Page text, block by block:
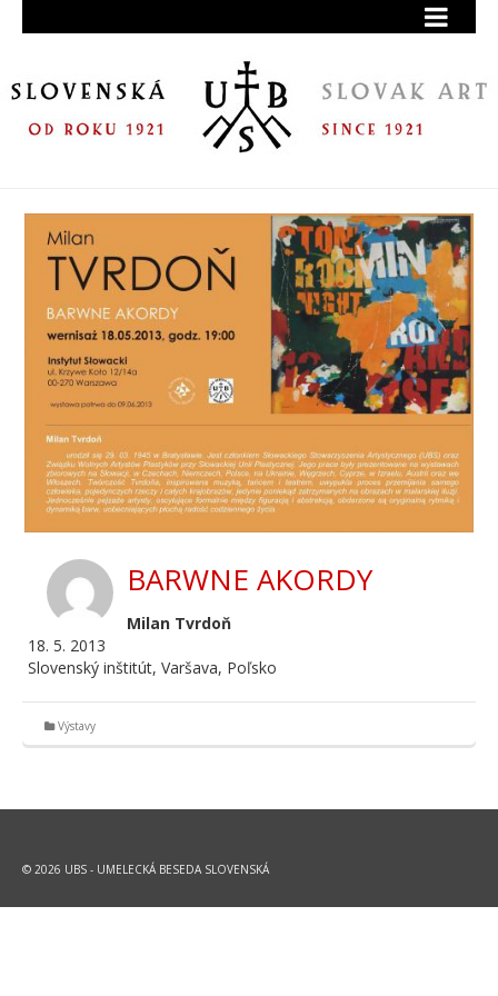
BARWNE AKORDY
Milan Tvrdoň
18. 5. 2013
Slovenský inštitút, Varšava, Poľsko
Výstavy
© 2026 UBS - UMELECKÁ BESEDA SLOVENSKÁ